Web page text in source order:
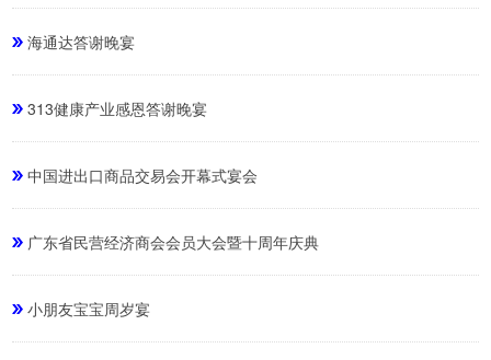
海通达答谢晚宴
313健康产业感恩答谢晚宴
中国进出口商品交易会开幕式宴会
广东省民营经济商会会员大会暨十周年庆典
小朋友宝宝周岁宴